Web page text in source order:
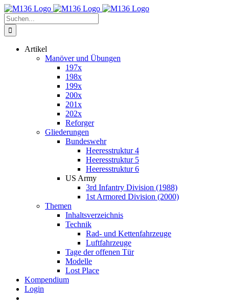
Zum
Inhalt
springen
Suche
nach:
Artikel
Manöver und Übungen
197x
198x
199x
200x
201x
202x
Reforger
Gliederungen
Bundeswehr
Heeresstruktur 4
Heeresstruktur 5
Heeresstruktur 6
US Army
3rd Infantry Division (1988)
1st Armored Division (2000)
Themen
Inhaltsverzeichnis
Technik
Rad- und Kettenfahrzeuge
Luftfahrzeuge
Tage der offenen Tür
Modelle
Lost Place
Kompendium
Login